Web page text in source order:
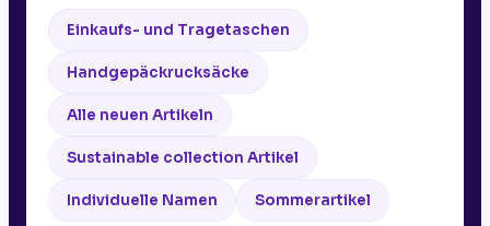
Einkaufs- und Tragetaschen
Handgepäckrucksäcke
Alle neuen Artikeln
Sustainable collection Artikel
Individuelle Namen Sommerartikel